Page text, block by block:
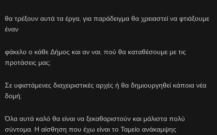
θα τρέξουν αυτά τα έργα, για παράδειγμα θα χρειαστεί να φτιάξουμε
έναν
φάκελο ο κάθε Δήμος και αν ναι, πού θα καταθέσουμε με τις
προτάσεις μας;
Σε υφιστάμενες διαχειριστικές αρχές ή θα δημιουργηθεί κάποια νέα
δομή;
Όλα αυτά καλό θα είναι να ξεκαθαριστούν και μάλιστα πολύ
σύντομα. Η αίσθηση που έχω είναι το Ταμείο ανάκαμψης